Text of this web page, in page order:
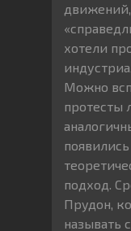
хотели
Можно
протесты
подход.
Прудон,
называть